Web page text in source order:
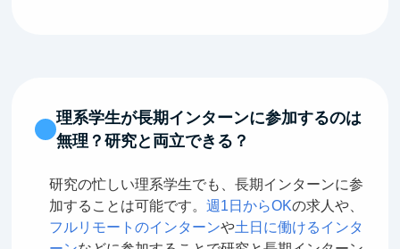
理系学生が長期インターンに参加するのは
無理？研究と両立できる？
研究の忙しい理系学生でも、長期インターンに参
加することは可能です。 週1日からOKの求人や、
フルリモートのインターンや土日に働けるインタ